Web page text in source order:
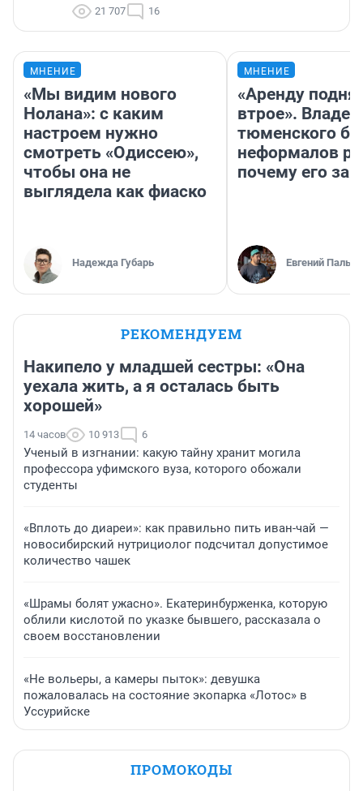
21 707 16
МНЕНИЕ
«Мы видим нового
Нолана»: с каким
настроем нужно
смотреть «Одиссею»,
чтобы она не
выглядела как фиаско
Надежда Губарь
МНЕНИЕ
«Аренду
втрое».
тюменского
неформалов
почему его
Евгений
РЕКОМЕНДУЕМ
Накипело у младшей сестры: «Она
уехала жить, а я осталась быть
хорошей»
14 часов 10 913 6
Ученый в изгнании: какую тайну хранит могила
профессора уфимского вуза, которого обожали
студенты
«Вплоть до диареи»: как правильно пить иван-чай —
новосибирский нутрициолог подсчитал допустимое
количество чашек
«Шрамы болят ужасно». Екатеринбурженка, которую
облили кислотой по указке бывшего, рассказала о
своем восстановлении
«Не вольеры, а камеры пыток»: девушка
пожаловалась на состояние экопарка «Лотос» в
Уссурийске
ПРОМОКОДЫ